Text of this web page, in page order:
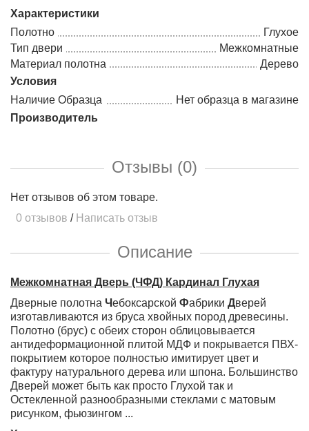
Характеристики
Полотно
Глухое
Тип двери
Межкомнатные
Материал полотна
Дерево
Условия
Наличие Образца
Нет образца в магазине
Производитель
Отзывы (0)
Нет отзывов об этом товаре.
0 отзывов / Написать отзыв
Описание
Межкомнатная Дверь (ЧФД) Кардинал Глухая
Дверные полотна Чебоксарской Фабрики Дверей
изготавливаются из бруса хвойных пород древесины.
Полотно (брус) с обеих сторон облицовывается
антидеформационной плитой МДФ и покрывается ПВХ-
покрытием которое полностью имитирует цвет и
фактуру натурального дерева или шпона. Большинство
Дверей может быть как просто Глухой так и
Остекленной разнообразными стеклами с матовым
рисунком, фьюзингом ...